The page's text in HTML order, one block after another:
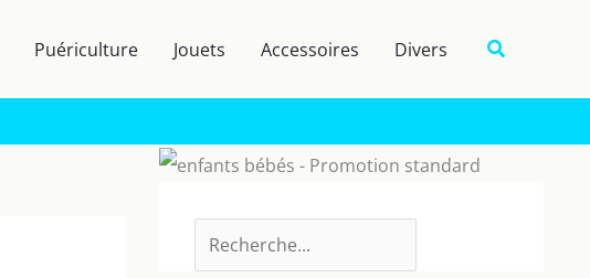
Puériculture Jouets Accessoires Divers Rechercher
e
e